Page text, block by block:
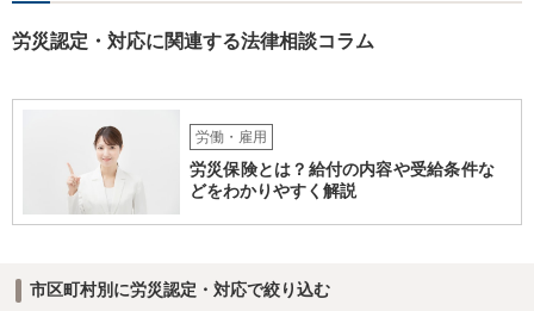
労災認定・対応に関連する法律相談コラム
労働・雇用
労災保険とは？給付の内容や受給条件な
どをわかりやすく解説
市区町村別に労災認定・対応で絞り込む